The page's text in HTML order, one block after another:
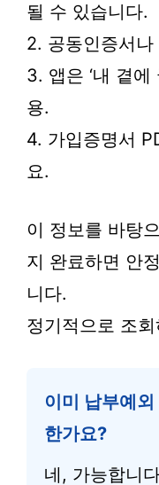
될 수 있습니다.
2. 공동인증서
3. 앱은 ‘내 곁에
용.
4. 가입증명서
요.
이 정보를 바탕
지 완료하면 안
니다.
정기적으로 조
이미 납부예
한가요?
네, 가능합니